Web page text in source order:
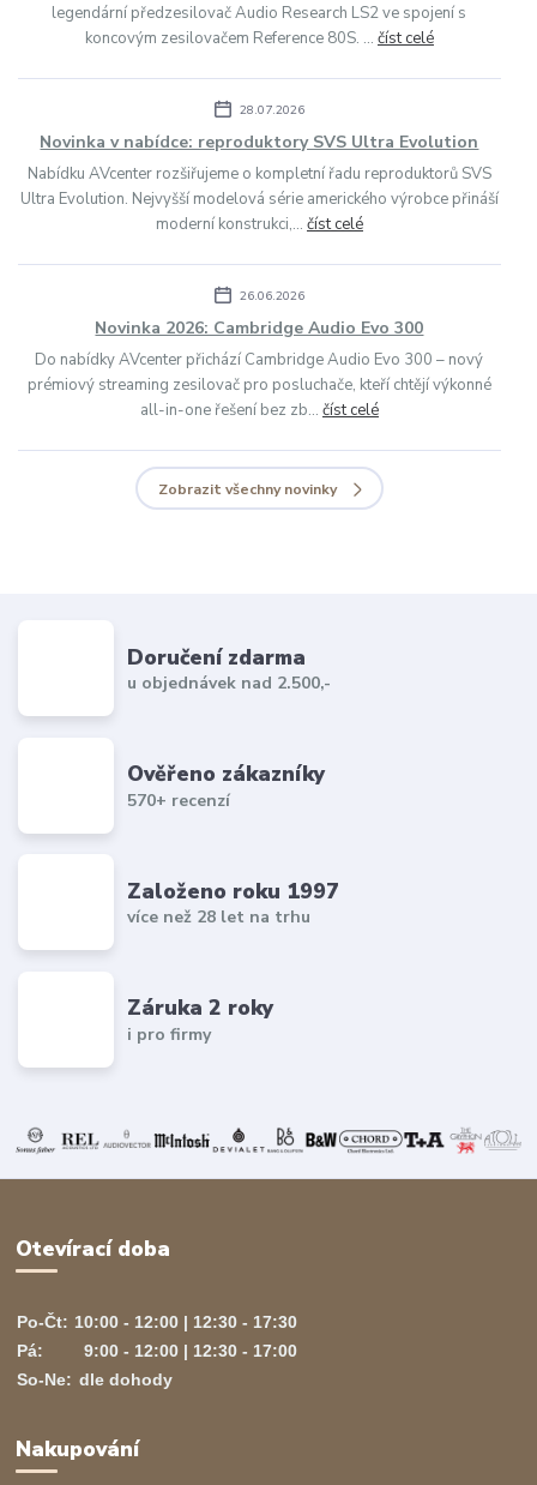
legendární předzesilovač Audio Research LS2 ve spojení s
koncovým zesilovačem Reference 80S. ... číst celé
28.07.2026
Novinka v nabídce: reproduktory SVS Ultra Evolution
Nabídku AVcenter rozšiřujeme o kompletní řadu reproduktorů SVS
Ultra Evolution. Nejvyšší modelová série amerického výrobce přináší
moderní konstrukci,... číst celé
26.06.2026
Novinka 2026: Cambridge Audio Evo 300
Do nabídky AVcenter přichází Cambridge Audio Evo 300 – nový
prémiový streaming zesilovač pro posluchače, kteří chtějí výkonné
all-in-one řešení bez zb... číst celé
Zobrazit všechny novinky
Doručení zdarma
u objednávek nad 2.500,-
Ověřeno zákazníky
570+ recenzí
Založeno roku 1997
více než 28 let na trhu
Záruka 2 roky
i pro firmy
Otevírací doba
Po-Čt: 10:00 - 12:00 | 12:30 - 17:30
Pá:
9:00 - 12:00 | 12:30 - 17:00
So-Ne: dle dohody
Nakupování